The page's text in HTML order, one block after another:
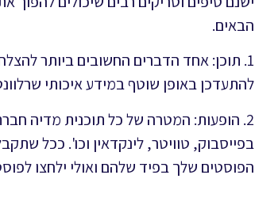
הבאים.
1. תוכן: אחד הדברים החשובים ביותר
להתעדכן באופן שוטף במידע איכותי
2. הופעות: המטרה של כל תוכנית מדיה
בפייסבוק, טוויטר, לינקדאין וכו'. ככל
הפוסטים שלך בפיד שלהם ואולי ילחצו